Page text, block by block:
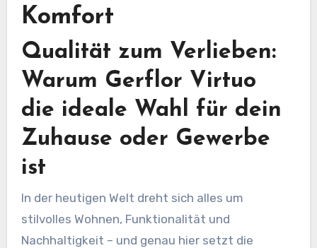
Komfort
Qualität zum Verlieben:
Warum Gerflor Virtuo
die ideale Wahl für dein
Zuhause oder Gewerbe
ist
In der heutigen Welt dreht sich alles um
stilvolles Wohnen, Funktionalität und
Nachhaltigkeit – und genau hier setzt die